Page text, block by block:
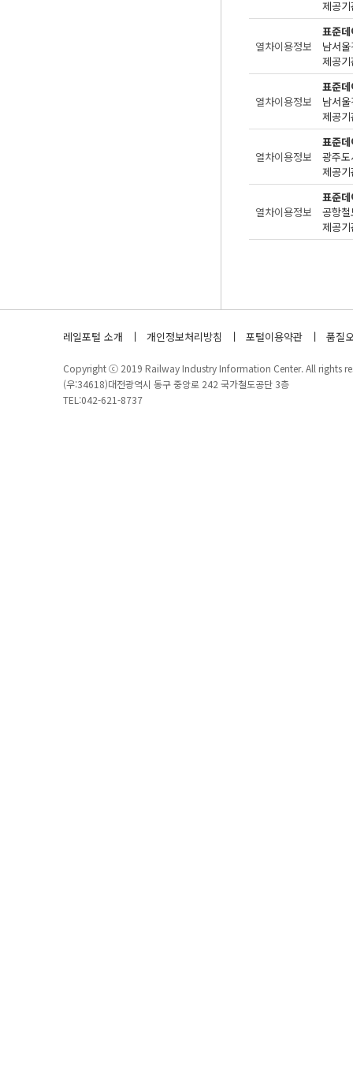
제공
열차이용정보
표준
남서
제공
열차이용정보
표준
남서
제공
열차이용정보
표준
광주
제공
열차이용정보
표준
공항
제공
레일포털 소개 개인정보처리방침 포털이용약관 품질
Copyright ⓒ 2019 Railway Industry Information Center. All rights
(우:34618)대전광역시 동구 중앙로 242 국가철도공단 3층
TEL:042-621-8737